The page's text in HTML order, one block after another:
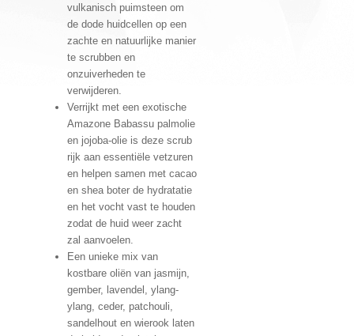
vulkanisch puimsteen om
de dode huidcellen op een
zachte en natuurlijke manier
te scrubben en
onzuiverheden te
verwijderen.
Verrijkt met een exotische
Amazone Babassu palmolie
en jojoba-olie is deze scrub
rijk aan essentiële vetzuren
en helpen samen met cacao
en shea boter de hydratatie
en het vocht vast te houden
zodat de huid weer zacht
zal aanvoelen.
Een unieke mix van
kostbare oliën van jasmijn,
gember, lavendel, ylang-
ylang, ceder, patchouli,
sandelhout en wierook laten